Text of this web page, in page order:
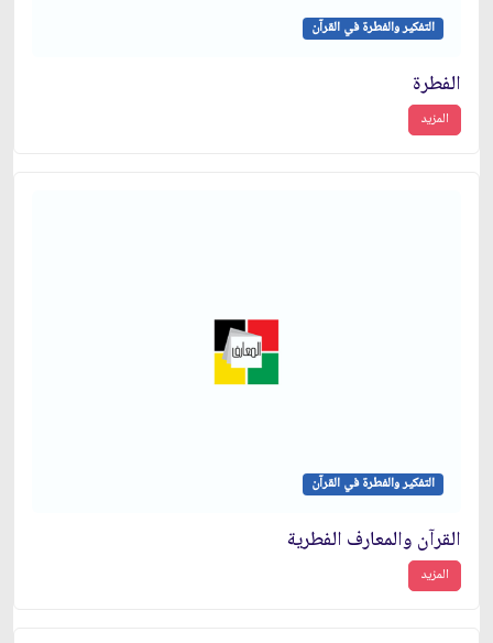
التفكير والفطرة في القرآن
الفطرة
المزيد
التفكير والفطرة في القرآن
القرآن والمعارف الفطرية
المزيد